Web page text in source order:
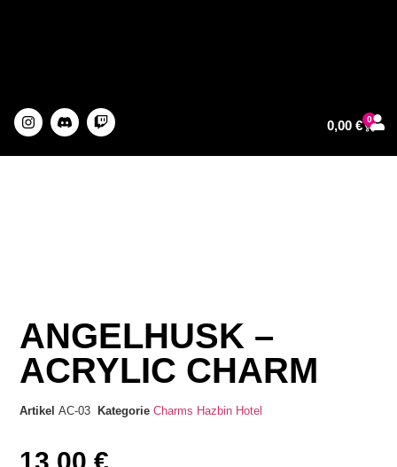
0,00 € 0
ANGELHUSK –
ACRYLIC CHARM
ArtikelAC-03 Kategorie Charms Hazbin Hotel